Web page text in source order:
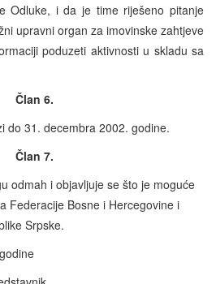
Odluke, i da je time riješeno pitanje
upravni organ za imovinske zahtjeve
poduzeti aktivnosti u skladu sa
Član 6.
do 31. decembra 2002. godine.
Član 7.
odmah i objavljuje se što je moguće
Federacije Bosne i Hercegovine i
Srpske.